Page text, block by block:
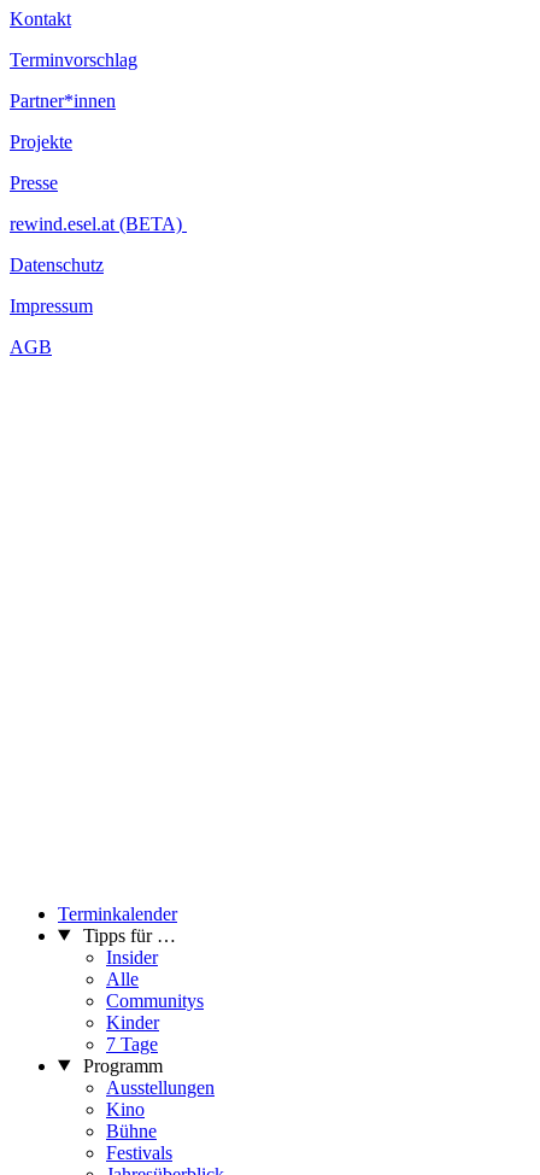
fritz ostermayer, *1956; autor, musiker, performer, regisseur,
radiomacher; seit 2012 künstlerischer leiter der sfd.
...Mehr lesen
Kontakt
Terminvorschlag
Partner*innen
Projekte
Presse
rewind.esel.at (BETA)
Datenschutz
Impressum
AGB
Terminkalender
Tipps für …
Insider
Alle
Communitys
Kinder
7 Tage
Programm
Ausstellungen
Kino
Bühne
Festivals